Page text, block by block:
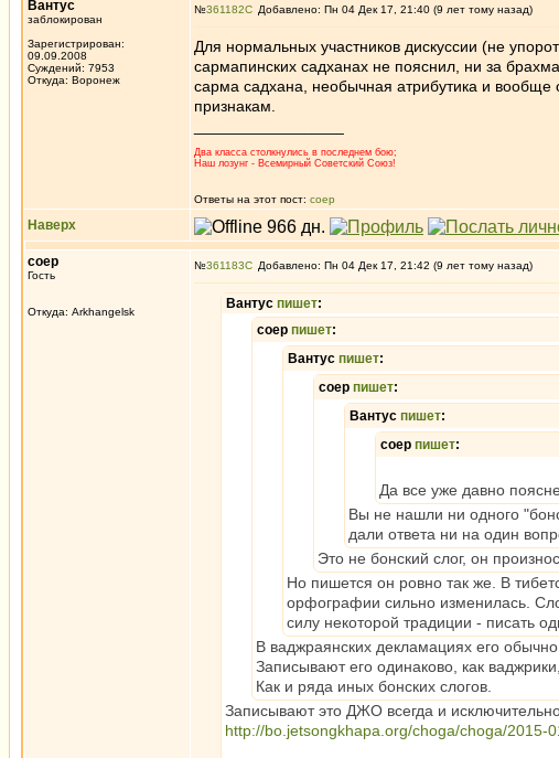
Вантус
заблокирован
Зарегистрирован:
09.09.2008
Суждений: 7953
Откуда: Воронеж
№361182 Добавлено: Пн 04 Дек 17, 21:40 (9 лет тому назад)
Для нормальных участников дискуссии (не
сармапинских садханах не пояснил, ни за
сарма садхана, необычная атрибутика и
признакам.
Два класса столкнулись в последнем бою;
Наш лозунг - Всемирный Советский Союз!
Ответы на этот пост: соер
Наверх
соер
Гость
Откуда: Arkhangelsk
№361183 Добавлено: Пн 04 Дек 17, 21:42 (9 лет тому назад)
Вантус пишет:
соер пишет:
Вантус пишет:
соер пишет:
Вантус пишет:
соер пишет:
Да все уже давно
Вы не нашли ни одного
дали ответа ни на один
Это не бонский слог, он
Но пишется он ровно так же. В
орфографии сильно изменилась.
силу некоторой традиции - писать
В ваджраянских декламациях его
Записывают его одинаково, как
Как и ряда иных бонских слогов.
Записывают это ДЖО всегда и
http://bo.jetsongkhapa.org/choga/choga/2015-